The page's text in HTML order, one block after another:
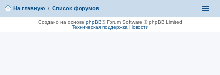
На главную Список форумов
Создано на основе phpBB® Forum Software © phpBB Limited
Техническая поддержка Новости